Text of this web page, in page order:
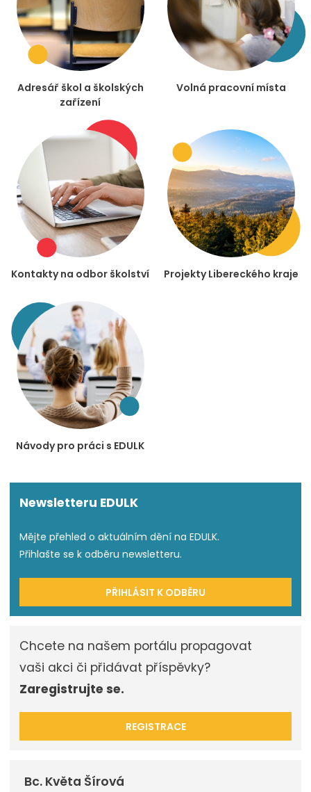
Adresář škol a školských
zařízení
Volná pracovní místa
Kontakty na odbor školství Projekty Libereckého kraje
Návody pro práci s EDULK
Newsletteru EDULK
Mějte přehled o aktuálním dění na EDULK.
Přihlašte se k odběru newsletteru.
PŘIHLÁSIT K ODBĚRU
Chcete na našem portálu propagovat
vaši akci či přidávat příspěvky?
Zaregistrujte se.
REGISTRACE
Bc. Květa Šírová